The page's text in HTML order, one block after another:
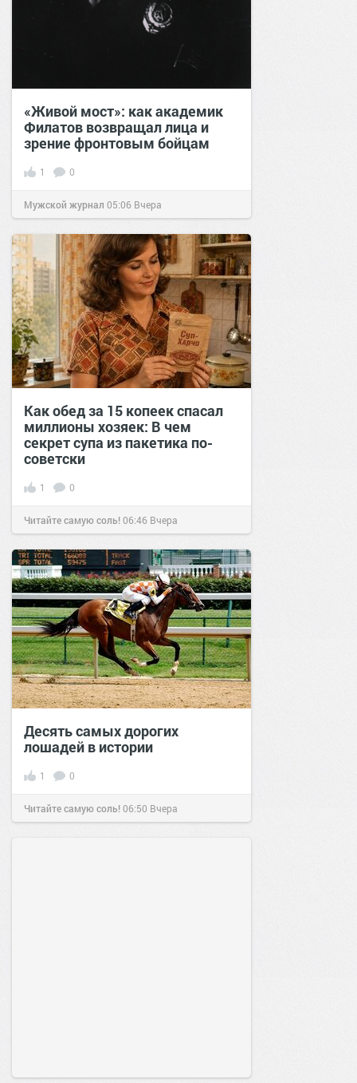
«Живой мост»: как академик
Филатов возвращал лица и
зрение фронтовым бойцам
1 0
Мужской журнал 05:06 Вчера
Как обед за 15 копеек спасал
миллионы хозяек: В чем
секрет супа из пакетика по-
советски
1 0
Читайте самую соль!06:46 Вчера
Десять самых дорогих
лошадей в истории
1 0
Читайте самую соль!06:50 Вчера